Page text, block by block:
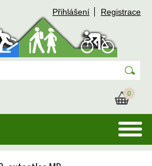
Přihlášení Registrace
0